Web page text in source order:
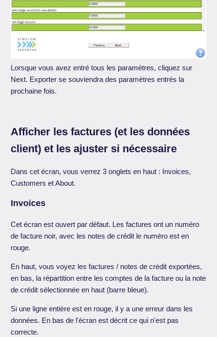
Lorsque vous avez entré tous les paramètres, cliquez sur
Next. Exporter se souviendra des paramètres entrés la
prochaine fois.
Afficher les factures (et les données
client) et les ajuster si nécessaire
Dans cet écran, vous verrez 3 onglets en haut : Invoices,
Customers et About.
Invoices
Cet écran est ouvert par défaut. Les factures ont un numéro
de facture noir, avec les notes de crédit le numéro est en
rouge.
En haut, vous voyez les factures / notes de crédit exportées,
en bas, la répartition entre les comptes de la facture ou la note
de crédit sélectionnée en haut (barre bleue).
Si une ligne entière est en rouge, il y a une erreur dans les
données. En bas de l'écran est décrit ce qui n'est pas
correcte.